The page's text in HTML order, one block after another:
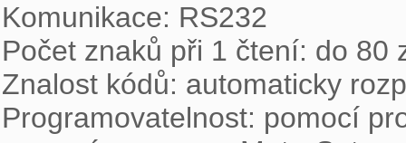
Komunikace: RS232
Počet znaků při 1 čtení: do 80
Znalost kódů: automaticky
Programovatelnost: pomocí